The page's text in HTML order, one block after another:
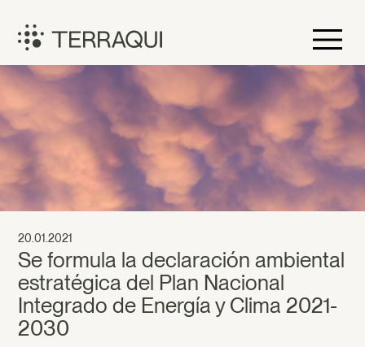
contenido
Terraqui
Se formula la declaración ambiental
estratégica del Plan Nacional
Integrado de Energía y Clima 2021-
2030
20.01.2021